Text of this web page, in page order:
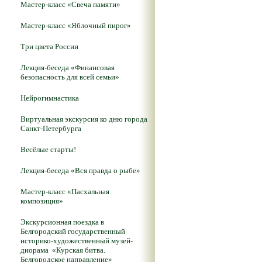
Мастер-класс «Свеча памяти»
Мастер-класс «Яблочный пирог»
Три цвета России
Лекция-беседа «Финансовая
безопасность для всей семьи»
Нейрогимнастика
Виртуальная экскурсия ко дню города
Санкт-Петербурга
Весёлые старты!
Лекция-беседа «Вся правда о рыбе»
Мастер-класс «Пасхальная
композиция»
Экскурсионная поездка в
Белгородский государственный
историко-художественный музей-
диорама «Курская битва.
Белгородское направление»